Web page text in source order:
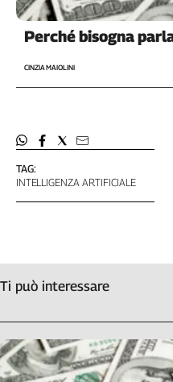
TAG:
INTELLIGENZA ARTIFICIALE
Perché bisogna
CINZIA MAIOLINI
Ti può interessare